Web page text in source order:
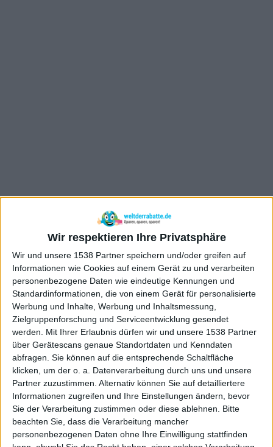
Wir respektieren Ihre Privatsphäre
Wir und unsere 1538 Partner speichern und/oder greifen auf
Informationen wie Cookies auf einem Gerät zu und verarbeiten
personenbezogene Daten wie eindeutige Kennungen und
Standardinformationen, die von einem Gerät für personalisierte
Werbung und Inhalte, Werbung und Inhaltsmessung,
Zielgruppenforschung und Serviceentwicklung gesendet
werden.
Mit Ihrer Erlaubnis dürfen wir und unsere 1538 Partner
über Gerätescans genaue Standortdaten und Kenndaten
abfragen. Sie können auf die entsprechende Schaltfläche
klicken, um der o. a. Datenverarbeitung durch uns und unsere
Partner zuzustimmen. Alternativ können Sie auf detailliertere
Informationen zugreifen und Ihre Einstellungen ändern, bevor
Sie der Verarbeitung zustimmen oder diese ablehnen.
Bitte
beachten Sie, dass die Verarbeitung mancher
personenbezogenen Daten ohne Ihre Einwilligung stattfinden
 Newsletter